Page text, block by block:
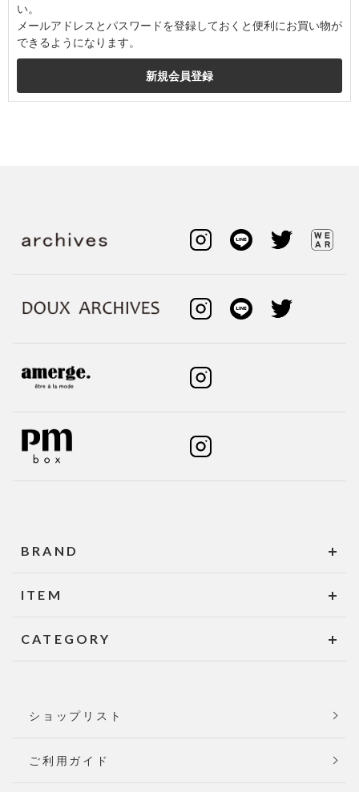
い。
メールアドレスとパスワードを登録しておくと便利にお買い物が
できるようになります。
BRAND
ITEM
CATEGORY
ショップリスト
ご利用ガイド